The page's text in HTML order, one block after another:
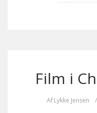
Film i
Af Lykke Jensen /